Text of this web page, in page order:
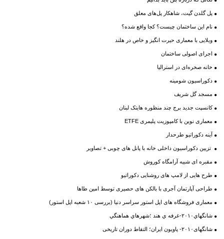
پل گلدن گیت، شاهکار پل‌های معلق
نام این ساختمان چیست؟ کجا واقع شده؟
ویلایی با معماری حیرت انگیز و خاص در هلند
اجرای اصولی ساختمان
خانه‌ صخره‌ای در استرالیا
دکوراسیون شومینه
مسجد گل شریف
کانسپت جدید برج چند منظوره هایتک لبنان
معماری نوین با کامپوزیت پلیمری ETFE
آینه دکوراتیو طرحدار
تزیین دکوراسیون داخلی خانه با پانل های چوبی + تصاویر
مقبره ای شبیه آرامگاه کوروش
طرح هایی از لامپ های روشنایی دکوراتیو
طراحی آپارتمان آجری با بالکن های حصیری توسط امین طاها
معماری فروشگاه های اپل استور سراسر دنیا (بررسی ۱۰ شعبه اپل استور)
شانگهاي۲۰۱۰-غرفه ي هند ؛شهرهاي هماهنگي
شانگهای۲۰۱۰- پاویون ایران؛ التقاط دوران تاریخی